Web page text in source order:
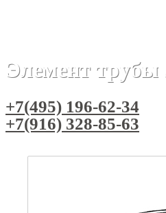
Элемент
+7(495) 196-62-34
+7(916) 328-85-63